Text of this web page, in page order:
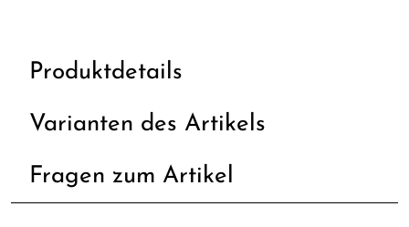
Produktdetails
Varianten des Artikels
Fragen zum Artikel